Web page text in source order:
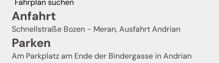
Fahrplan suchen
Anfahrt
Schnellstraße Bozen - Meran, Ausfahrt Andrian
Parken
Am Parkplatz am Ende der Bindergasse in Andrian